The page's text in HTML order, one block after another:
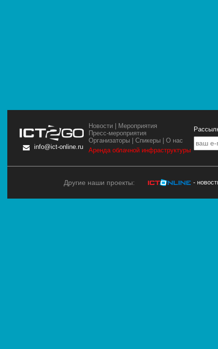
info@ict-online.ru
Новости | Мероприятия
Пресс-мероприятия
Организаторы |Спикеры |О нас
Аренда облачной инфраструктуры
Другие наши проекты: -